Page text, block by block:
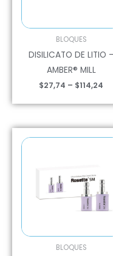
BLOQUES
DISILICATO DE LITIO –
AMBER® MILL
$27,74 – $114,24
BLOQUES